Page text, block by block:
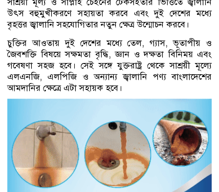
উৎস বহুমুখীকরণে সহায়তা করবে এবং দুই দেশের মধ্যে
বৃহত্তর জ্বালানি সহযোগিতার নতুন ক্ষেত্র উন্মোচন করবে।
চুক্তির আওতায় দুই দেশের মধ্যে তেল, গ্যাস, ভূতাপীয় ও
জৈবশক্তি বিষয়ে সক্ষমতা বৃদ্ধি, জ্ঞান ও দক্ষতা বিনিময় এবং
গবেষণা সহজ হবে। সেই সঙ্গে যুক্তরাষ্ট্র থেকে সাশ্রয়ী মূল্যে
এলএনজি, এলপিজি ও অন্যান্য জ্বালানি পণ্য বাংলাদেশের
আমদানির ক্ষেত্রে এটা সহায়ক হবে।